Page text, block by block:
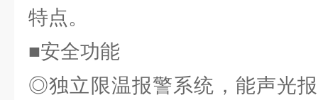
特点。
■安全功能
◎独立限温报警系统，能声光